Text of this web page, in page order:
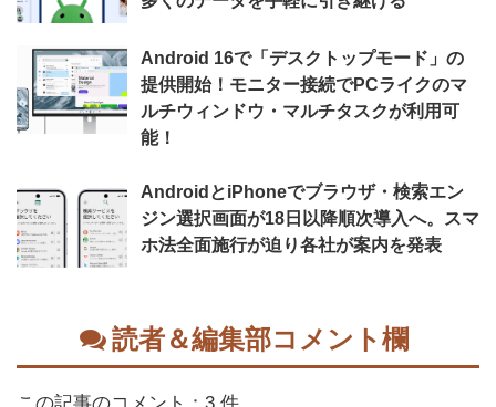
Android 16で「デスクトップモード」の
提供開始！モニター接続でPCライクのマ
ルチウィンドウ・マルチタスクが利用可
能！
AndroidとiPhoneでブラウザ・検索エン
ジン選択画面が18日以降順次導入へ。スマ
ホ法全面施行が迫り各社が案内を発表
読者＆編集部コメント欄